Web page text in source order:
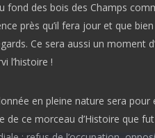
fond des bois des Champs
près qu’il fera jour et que
Ce sera aussi un moment
l’histoire !
en pleine nature sera
de ce morceau d’Histoire que